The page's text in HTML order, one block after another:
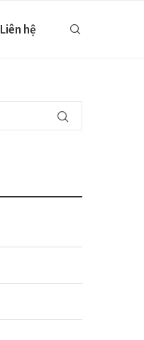
Liên hệ